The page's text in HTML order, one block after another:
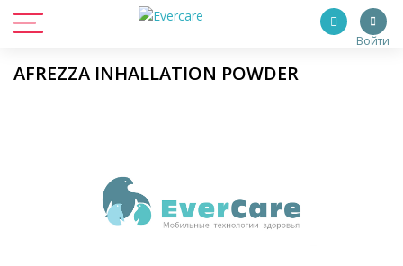
Войти
AFREZZA INHALLATION POWDER